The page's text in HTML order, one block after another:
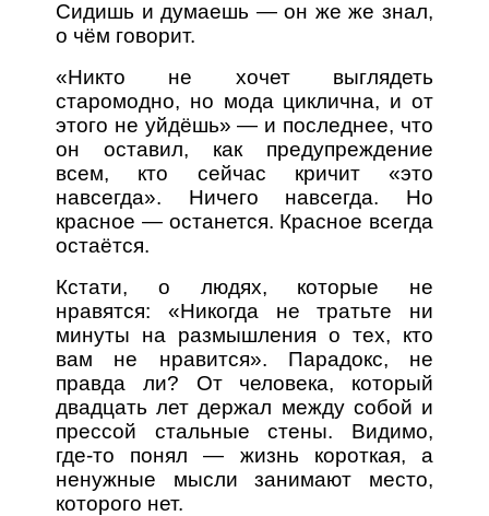
Сидишь и думаешь — он же же знал,
о чём говорит.
«Никто не хочет выглядеть
старомодно, но мода циклична, и от
этого не уйдёшь» — и последнее, что
он оставил, как предупреждение
всем, кто сейчас кричит «это
навсегда». Ничего навсегда. Но
красное — останется. Красное всегда
остаётся.
Кстати, о людях, которые не
нравятся: «Никогда не тратьте ни
минуты на размышления о тех, кто
вам не нравится». Парадокс, не
правда ли? От человека, который
двадцать лет держал между собой и
прессой стальные стены. Видимо,
где-то понял — жизнь короткая, а
ненужные мысли занимают место,
которого нет.